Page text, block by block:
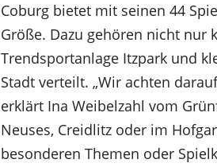
Coburg bietet mit seinen 44
Größe. Dazu gehören nicht nur
Trendsportanlage Itzpark und
Stadt verteilt. „Wir achten
erklärt Ina Weibelzahl vom
Neuses, Creidlitz oder im
besonderen Themen oder